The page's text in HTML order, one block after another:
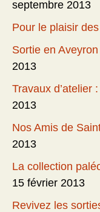
septembre 2013
Pour le plaisir
Sortie en
2013
Travaux d’atelier
2013
Nos Amis de
2013
La collection
15 février 2013
Revivez les